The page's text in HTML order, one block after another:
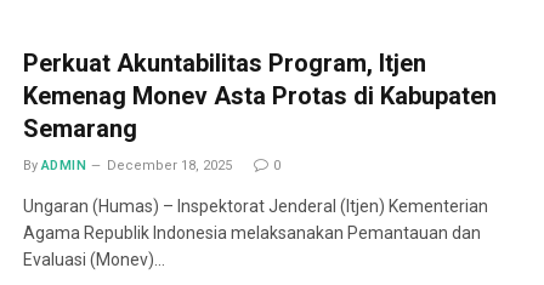
Perkuat Akuntabilitas Program, Itjen
Kemenag Monev Asta Protas di Kabupaten
Semarang
By ADMIN December 18, 2025 0
Ungaran (Humas) – Inspektorat Jenderal (Itjen) Kementerian
Agama Republik Indonesia melaksanakan Pemantauan dan
Evaluasi (Monev)…